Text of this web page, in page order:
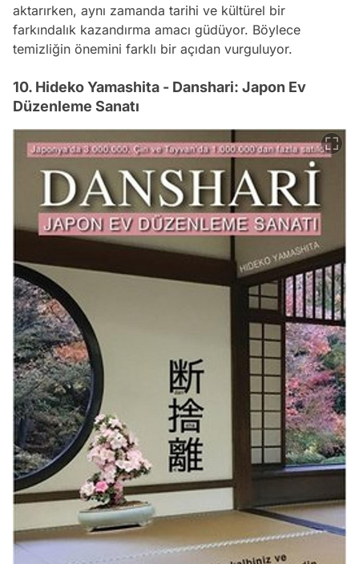
aktarırken, aynı zamanda tarihi ve kültürel bir
farkındalık kazandırma amacı güdüyor. Böylece
temizliğin önemini farklı bir açıdan vurguluyor.
10. Hideko Yamashita - Danshari: Japon Ev
Düzenleme Sanatı